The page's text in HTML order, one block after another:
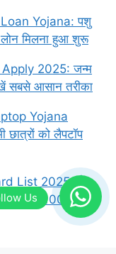
Yojana: पशु
मिलना हुआ शुरू
2025: जन्म
सबसे आसान तरीका
Yojana
को लैपटॉप
List 2025: ई
के खाते में 1000 रुपए